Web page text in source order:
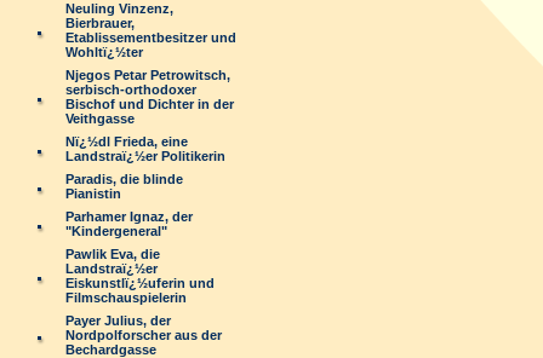
Neuling Vinzenz,
Bierbrauer,
Etablissementbesitzer und
Wohltï¿½ter
Njegos Petar Petrowitsch,
serbisch-orthodoxer
Bischof und Dichter in der
Veithgasse
Nï¿½dl Frieda, eine
Landstraï¿½er Politikerin
Paradis, die blinde
Pianistin
Parhamer Ignaz, der
"Kindergeneral"
Pawlik Eva, die
Landstraï¿½er
Eiskunstlï¿½uferin und
Filmschauspielerin
Payer Julius, der
Nordpolforscher aus der
Bechardgasse